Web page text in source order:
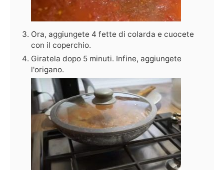
Ora, aggiungete 4 fette di colarda e cuocete
con il coperchio.
Giratela dopo 5 minuti. Infine, aggiungete
l'origano.